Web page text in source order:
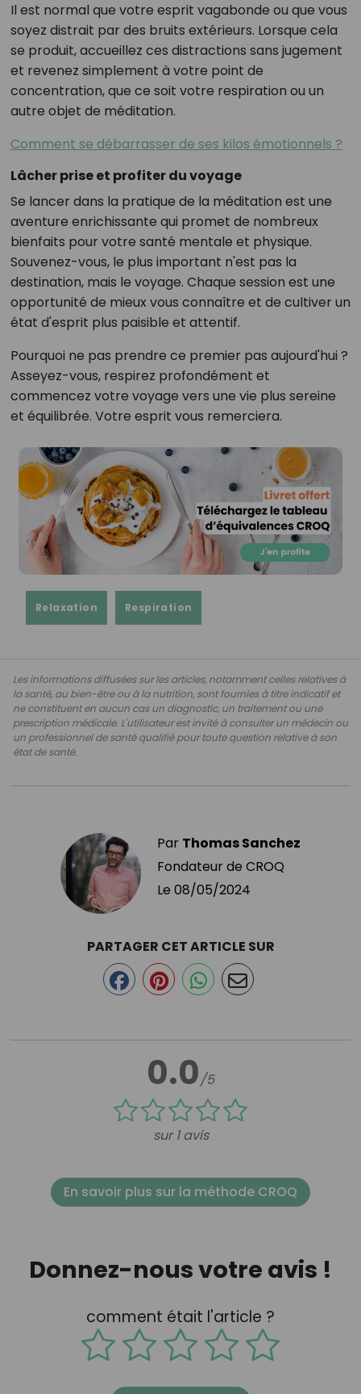
Il est normal que votre esprit vagabonde ou que vous
soyez distrait par des bruits extérieurs. Lorsque cela
se produit, accueillez ces distractions sans jugement
et revenez simplement à votre point de
concentration, que ce soit votre respiration ou un
autre objet de méditation.
Comment se débarrasser de ses kilos émotionnels ?
Lâcher prise et profiter du voyage
Se lancer dans la pratique de la méditation est une
aventure enrichissante qui promet de nombreux
bienfaits pour votre santé mentale et physique.
Souvenez-vous, le plus important n'est pas la
destination, mais le voyage. Chaque session est une
opportunité de mieux vous connaître et de cultiver un
état d'esprit plus paisible et attentif.
Pourquoi ne pas prendre ce premier pas aujourd'hui ?
Asseyez-vous, respirez profondément et
commencez votre voyage vers une vie plus sereine
et équilibrée. Votre esprit vous remerciera.
Relaxation Respiration
Les informations diffusées sur les articles, notamment celles relatives à
la santé, au bien-être ou à la nutrition, sont fournies à titre indicatif et
ne constituent en aucun cas un diagnostic, un traitement ou une
prescription médicale. L'utilisateur est invité à consulter un médecin ou
un professionnel de santé qualifié pour toute question relative à son
état de santé.
Par Thomas Sanchez
Fondateur de CROQ
Le 08/05/2024
0.0/5
sur 1 avis
PARTAGER CET ARTICLE SUR
En savoir plus sur la méthode CROQ
Donnez-nous votre avis !
comment était l'article ?